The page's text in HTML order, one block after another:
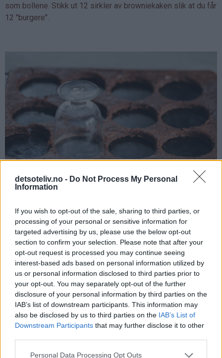
detsoteliv.no - Do Not Process My Personal
Information
If you wish to opt-out of the sale, sharing to third parties, or
processing of your personal or sensitive information for
targeted advertising by us, please use the below opt-out
section to confirm your selection. Please note that after your
opt-out request is processed you may continue seeing
interest-based ads based on personal information utilized by
us or personal information disclosed to third parties prior to
your opt-out. You may separately opt-out of the further
disclosure of your personal information by third parties on the
IAB’s list of downstream participants. This information may
also be disclosed by us to third parties on the IAB’s List of
Downstream Participants that may further disclose it to other
Personal Data Processing Opt Outs
som bollene. Stikk ut 12 sirkler av browniekaken slik at du får
12 "burgere".